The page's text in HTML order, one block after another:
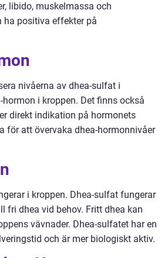
libido, muskelmassa och
ha positiva effekter på
nivåerna av dhea-sulfat i
i kroppen. Det finns också
direkt indikation på hormonets
för att övervaka dhea-hormonnivåer
i kroppen. Dhea-sulfat fungerar
fri dhea vid behov. Fritt dhea kan
vävnader. Dhea-sulfatet har en
och är mer biologiskt aktiv.